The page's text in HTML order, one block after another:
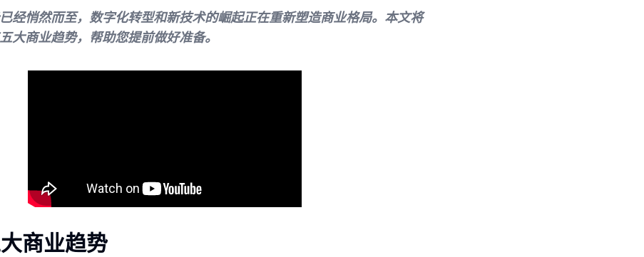
经悄然而至，数字化转型和新技术的崛起正在重新塑造商业格局。本文将
大商业趋势，帮助您提前做好准备。
商业趋势